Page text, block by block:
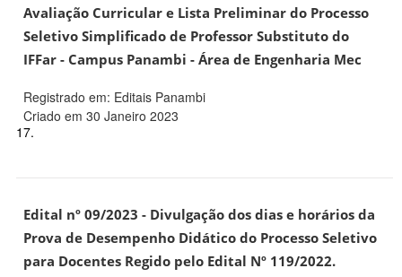
Avaliação Curricular e Lista Preliminar do Processo
Seletivo Simplificado de Professor Substituto do
IFFar - Campus Panambi - Área de Engenharia Mec
Registrado em: Editais Panambi
Criado em 30 Janeiro 2023
17.
Edital nº 09/2023 - Divulgação dos dias e horários da
Prova de Desempenho Didático do Processo Seletivo
para Docentes Regido pelo Edital Nº 119/2022.